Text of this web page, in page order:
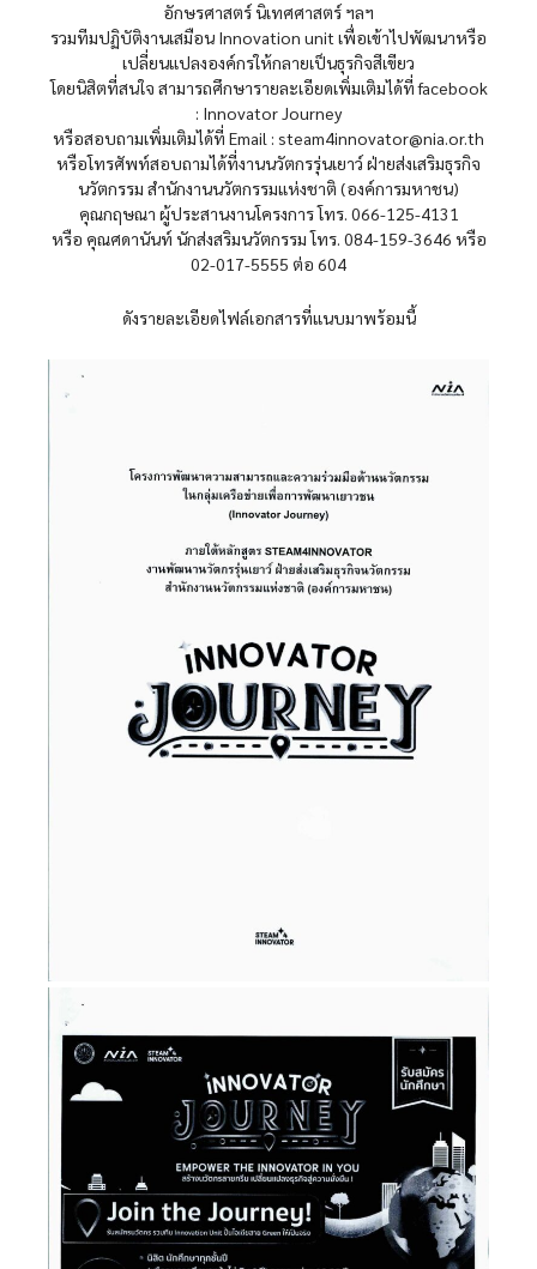
อักษรศาสตร์ นิเทศศาสตร์ ฯลฯ
รวมทีมปฏิบัติงานเสมือน Innovation unit เพื่อเข้าไปพัฒนาหรือ
เปลี่ยนแปลงองค์กรให้กลายเป็นธุรกิจสีเขียว
โดยนิสิตที่สนใจ สามารถศึกษารายละเอียดเพิ่มเติมได้ที่ facebook
: Innovator Journey
หรือสอบถามเพิ่มเติมได้ที่ Email : steam4innovator@nia.or.th
หรือโทรศัพท์สอบถามได้ที่งานนวัตกรรุ่นเยาว์ ฝ่ายส่งเสริมธุรกิจ
นวัตกรรม สำนักงานนวัตกรรมแห่งชาติ (องค์การมหาชน)
คุณกฤษณา ผู้ประสานงานโครงการ โทร. 066-125-4131
หรือ คุณศดานันท์ นักส่งสริมนวัตกรรม โทร. 084-159-3646 หรือ
02-017-5555 ต่อ 604
ดังรายละเอียดไฟล์เอกสารที่แนบมาพร้อมนี้